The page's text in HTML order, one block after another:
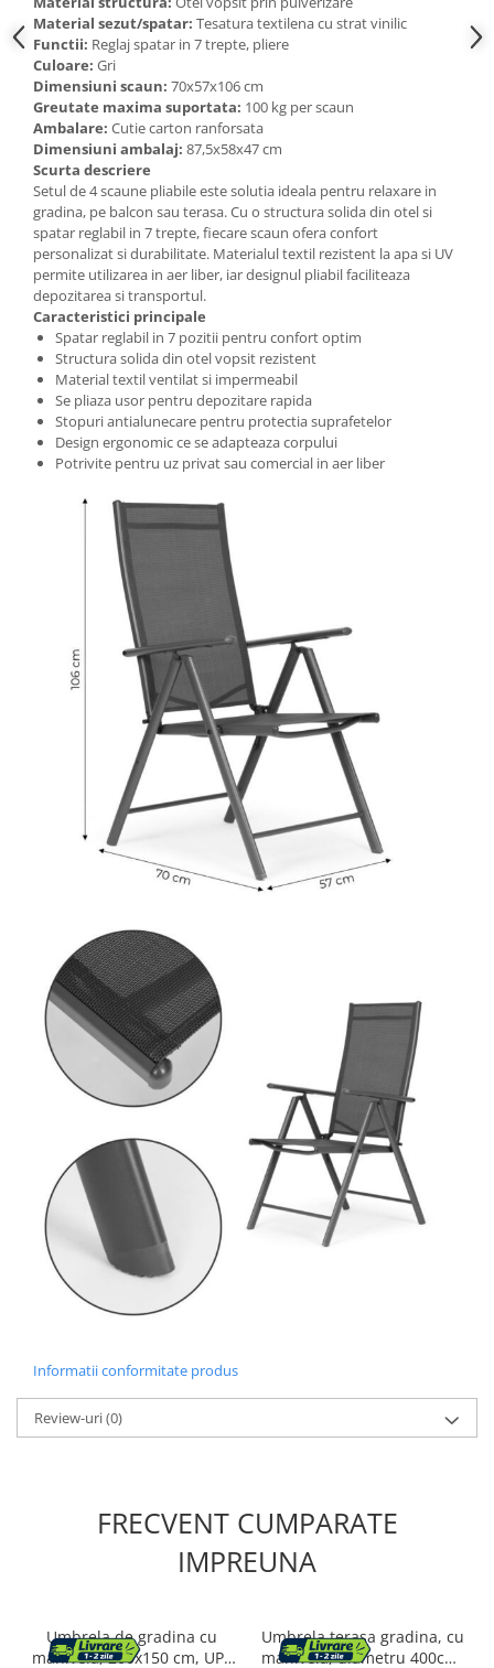
Material sezut/spatar: Tesatura textilena cu strat vinilic
Functii: Reglaj spatar in 7 trepte, pliere
Culoare: Gri
Dimensiuni scaun: 70x57x106 cm
Greutate maxima suportata: 100 kg per scaun
Ambalare: Cutie carton ranforsata
Dimensiuni ambalaj: 87,5x58x47 cm
Scurta descriere
Setul de 4 scaune pliabile este solutia ideala pentru relaxare in
gradina, pe balcon sau terasa. Cu o structura solida din otel si
spatar reglabil in 7 trepte, fiecare scaun ofera confort
personalizat si durabilitate. Materialul textil rezistent la apa si UV
permite utilizarea in aer liber, iar designul pliabil faciliteaza
depozitarea si transportul.
Caracteristici principale
Spatar reglabil in 7 pozitii pentru confort optim
Structura solida din otel vopsit rezistent
Material textil ventilat si impermeabil
Se pliaza usor pentru depozitare rapida
Stopuri antialunecare pentru protectia suprafetelor
Design ergonomic ce se adapteaza corpului
Potrivite pentru uz privat sau comercial in aer liber
Informatii conformitate produs
Review-uri(0)
FRECVENT CUMPARATE
IMPREUNA
Umbrela de gradina cu
manivela, 200x150 cm, UPF
Umbrela terasa gradina, cu
manivela, diametru 400cm,